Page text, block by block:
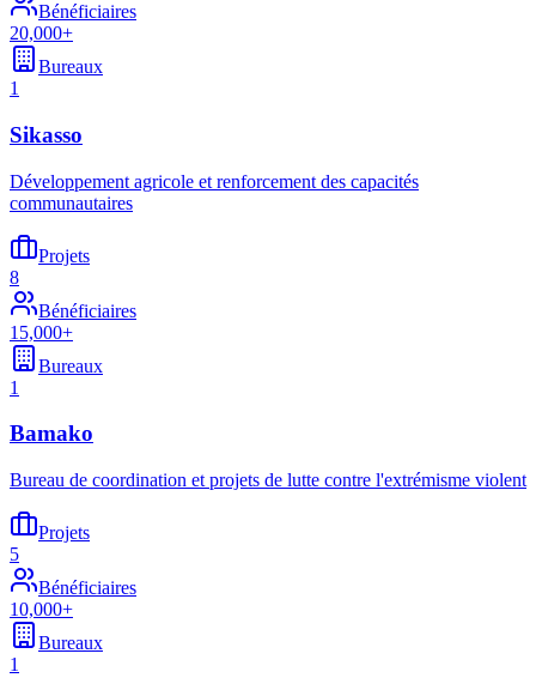
Bénéficiaires
20,000+
Bureaux
1
Sikasso
Développement agricole et renforcement des capacités
communautaires
Projets
8
Bénéficiaires
15,000+
Bureaux
1
Bamako
Bureau de coordination et projets de lutte contre l'extrémisme violent
Projets
5
Bénéficiaires
10,000+
Bureaux
1